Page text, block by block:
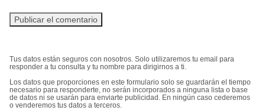
Tus datos están seguros con nosotros. Solo utilizaremos tu email para
responder a tu consulta y tu nombre para dirigirnos a ti.
Los datos que proporciones en este formulario solo se guardarán el tiempo
necesario para responderte, no serán incorporados a ninguna lista o base
de datos ni se usarán para enviarte publicidad. En ningún caso cederemos
o venderemos tus datos a terceros.